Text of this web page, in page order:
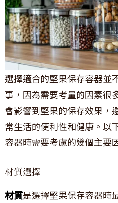
選擇適合的堅果保存容器並
事，因為需要考量的因素很
會影響到堅果的保存效果，
常生活的便利性和健康。以
容器時需要考慮的幾個主要
材質選擇
材質是選擇堅果保存容器時